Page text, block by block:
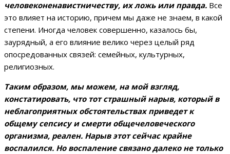
человеконенавистничеству, их ложь или правда. Все
это влияет на историю, причем мы даже не знаем, в какой
степени. Иногда человек совершенно, казалось бы,
заурядный, а его влияние велико через целый ряд
опосредованных связей: семейных, культурных,
религиозных.
Таким образом, мы можем, на мой взгляд,
констатировать, что тот страшный нарыв, который в
неблагоприятных обстоятельствах приведет к
общему сепсису и смерти общечеловеческого
организма, реален. Нарыв этот сейчас крайне
воспалился. Но воспаление связано далеко не только